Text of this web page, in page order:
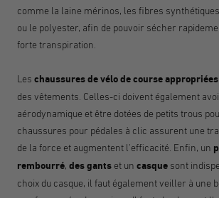
comme la laine mérinos, les fibres
ou le polyester, afin de pouvoir sécher
forte transpiration.
Les chaussures de vélo de course appropriées
des vêtements. Celles-ci doivent également
aérodynamique et être dotées de petits trous
chaussures pour pédales à clic assurent une
de la force et augmentent l'efficacité. Enfin, un
rembourré, des gants et un casque sont
choix du casque, il faut également veiller à une